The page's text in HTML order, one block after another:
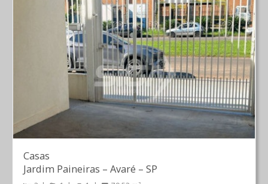
Casas
Jardim Paineiras – Avaré – SP